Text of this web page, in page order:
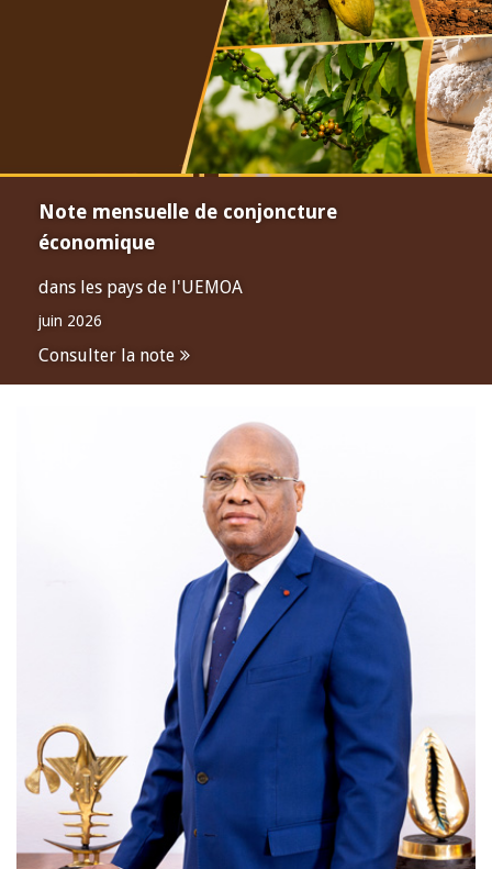
Note mensuelle de conjoncture
économique
dans les pays de l'UEMOA
juin 2026
Consulter la note